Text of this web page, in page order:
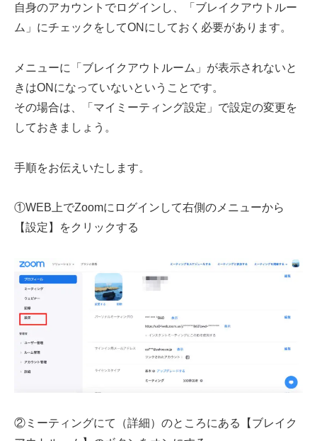
自身のアカウントでログインし、「ブレイクアウトルー
ム」にチェックをしてONにしておく必要があります。
メニューに「ブレイクアウトルーム」が表示されないと
きはONになっていないということです。
その場合は、「マイミーティング設定」で設定の変更を
しておきましょう。
手順をお伝えいたします。
①WEB上でZoomにログインして右側のメニューから
【設定】をクリックする
②ミーティングにて（詳細）のところにある【ブレイク